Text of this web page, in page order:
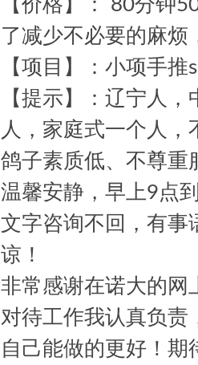
【价格】： 80分钟
了减少不必要的麻烦
【项目】：小项手
【提示】：辽宁人
人，家庭式一个人
鸽子素质低、不尊重
温馨安静，早上9点
文字咨询不回，有事
谅！
非常感谢在诺大的网
对待工作我认真负责
自己能做的更好！